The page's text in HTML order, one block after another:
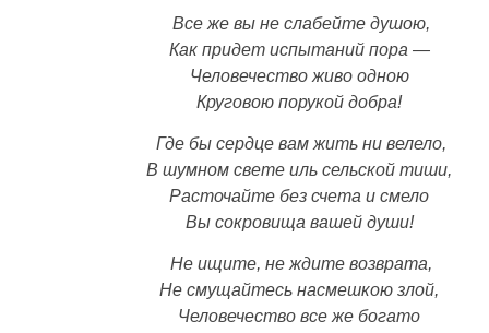
Все же вы не слабейте душою,
Как придет испытаний пора —
Человечество живо одною
Круговою порукой добра!
Где бы сердце вам жить ни велело,
В шумном свете иль сельской тиши,
Расточайте без счета и смело
Вы сокровища вашей души!
Не ищите, не ждите возврата,
Не смущайтесь насмешкою злой,
Человечество все же богато